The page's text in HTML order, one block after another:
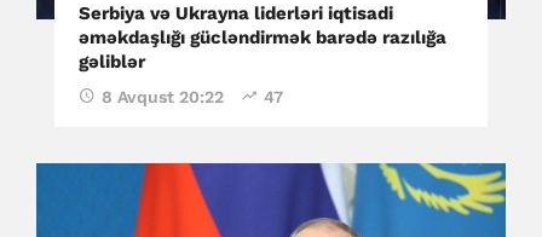
Serbiya və Ukrayna liderləri iqtisadi
əməkdaşlığı gücləndirmək barədə razılığa
gəliblər
8 Avqust 20:22 47